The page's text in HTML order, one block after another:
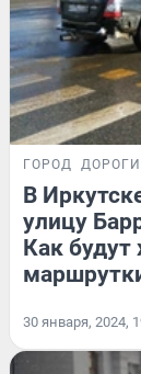
ГОРОД
В
улицу
Как будут
30 января, 2024,